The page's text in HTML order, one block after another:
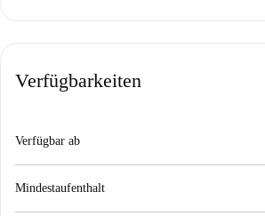
Verfügbarkeiten
Verfügbar ab
Mindestaufenthalt